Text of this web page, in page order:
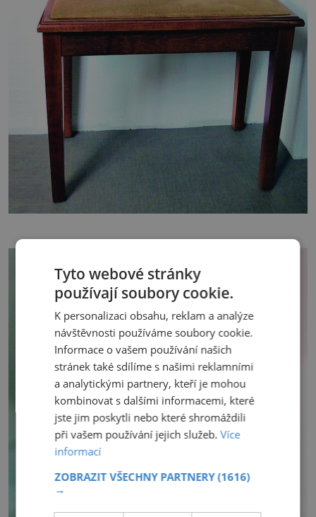
Tyto webové stránky
používají soubory cookie.
K personalizaci obsahu, reklam a analýze
návštěvnosti používáme soubory cookie.
Informace o vašem používání našich
stránek také sdílíme s našimi reklamními
a analytickými partnery, kteří je mohou
kombinovat s dalšími informacemi, které
jste jim poskytli nebo které shromáždili
při vašem používání jejich služeb.Více
informací
ZOBRAZIT VŠECHNY PARTNERY(1616)
→